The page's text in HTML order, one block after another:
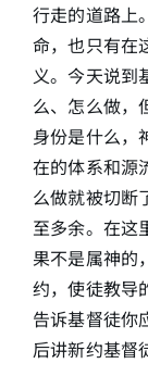
行走的道路上
命，也只有在
义。今天说到
么、怎么做
身份是什么，
在的体系和源
么做就被切断
至多余。在这
果不是属神的
约，使徒教导
告诉基督徒你
后讲新约基督